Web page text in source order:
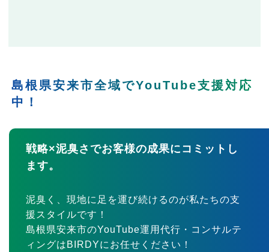
島根県安来市全域でYouTube支援対応
中！
戦略×泥臭さでお客様の成果にコミットし
ます。
泥臭く、現地に足を運び続けるのが私たちの支
援スタイルです！
島根県安来市のYouTube運用代行・コンサルテ
ィングはBIRDYにお任せください！